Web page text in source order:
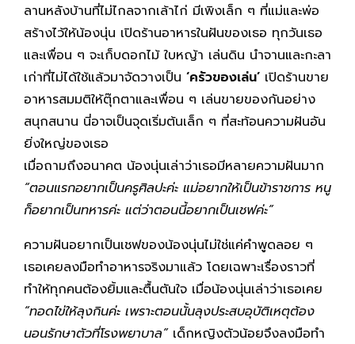
ลานหลังบ้านที่ไม่ไกลจากเล้าไก่ มีเพิงเล็ก ๆ ที่แม่และพ่อ
สร้างไว้ให้น้องนุ่น เปิดร้านอาหารในฝันของเธอ ทุกวันเธอ
และเพื่อน ๆ จะเก็บดอกไม้ ใบหญ้า เล่นดิน นำจานและกะลา
เก่าที่ไม่ได้ใช้แล้วมาจัดวางเป็น ‘ครัวของเล่น’ เปิดร้านขาย
อาหารสมมติให้ตุ๊กตาและเพื่อน ๆ เล่นขายของกันอย่าง
สนุกสนาน นี่อาจเป็นจุดเริ่มต้นเล็ก ๆ ที่สะท้อนความฝันอัน
ยิ่งใหญ่ของเธอ
เมื่อถามถึงอนาคต น้องนุ่นเล่าว่าเธอมีหลายความฝันมาก
“ตอนแรกอยากเป็นครูศิลปะค่ะ แม่อยากให้เป็นข้าราชการ หนู
ก็อยากเป็นทหารค่ะ แต่ว่าตอนนี้อยากเป็นเชฟค่ะ”
ความฝันอยากเป็นเชฟของน้องนุ่นไม่ใช่แค่คำพูดลอย ๆ
เธอเคยลงมือทำอาหารจริงมาแล้ว โดยเฉพาะเรื่องราวที่
ทำให้ทุกคนต้องยิ้มและตื้นตันใจ เมื่อน้องนุ่นเล่าว่าเธอเคย
“ทอดไข่ให้ลุงกินค่ะ เพราะตอนนั้นลุงประสบอุบัติเหตุต้อง
นอนรักษาตัวที่โรงพยาบาล”เด็กหญิงตัวน้อยจึงลงมือทำ